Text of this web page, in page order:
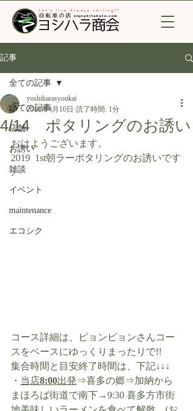
記事
全ての記事
店舗
お誘い
雑談
イベント
maintenance
エコシク
全ての記事
4/14 ポタリングのお誘い
yoshiharasyoukai
2019年4月10日 読了時間: 1分
おはようございます。
2019  1st朝ラーポタリングのお誘いです
♪
コース詳細は、ピョンピョンさんコー
スをベースにゆっくりまったりで!!
集合時間と目安終了時間は、下記↓↓↓
・ 当店8:00出発⇒喜多の郷⇒加納から
まほろば街道で南下→9:30 喜多方市街